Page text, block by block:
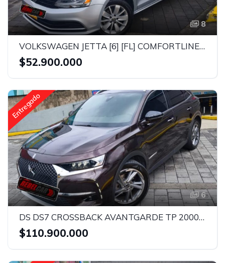
8
VOLKSWAGEN JETTA [6] [FL] COMFORTLINE TP 2000CC 4AB ABS
$52.900.000
Entregado
6
DS DS7 CROSSBACK AVANTGARDE TP 2000CC TD TC CT
$110.900.000